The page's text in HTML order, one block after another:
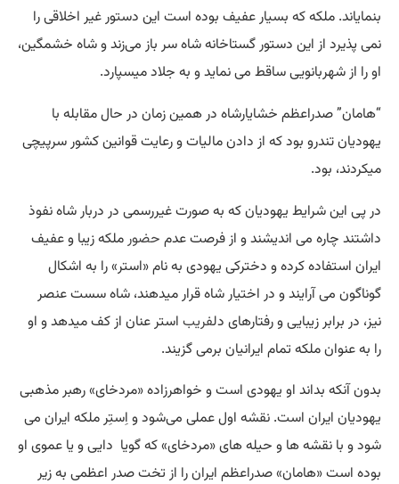
بنمایاند. ملکه که بسیار عفیف بوده است این دستور غیر اخلاقی را
نمی پذیرد از این دستور گستاخانه شاه سر باز می‌زند و شاه خشمگین،
او را از شهربانویی ساقط می نماید و به جلاد میسپارد.
“هامان” صدراعظم خشایارشاه در همین زمان در حال مقابله با
یهودیان تندرو بود که از دادن مالیات و رعایت قوانین کشور سرپیچی
میکردند، بود.
در پی این شرایط یهودیان که به صورت غیررسمی در دربار شاه نفوذ
داشتند چاره می اندیشند و از فرصت عدم حضور ملکه زیبا و عفیف
ایران استفاده کرده و دخترکی یهودی به نام «استر» را به اشکال
گوناگون می آرایند و در اختیار شاه قرار میدهند، شاه سست عنصر
نیز، در برابر زیبایی و رفتارهای دلفریب استر عنان از کف میدهد و او
را به عنوان ملکه تمام ایرانیان برمی گزیند.
بدون آنکه بداند او یهودی است و خواهرزاده «مردخای» رهبر مذهبی
یهودیان ایران است. نقشه اول عملی می‌شود و اِستِر ملکه ایران می
شود و با نقشه ها و حیله های «مردخای» که گویا دایی و یا عموی او
بوده است «هامان» صدراعظم ایران را از تخت صدر اعظمی به زیر